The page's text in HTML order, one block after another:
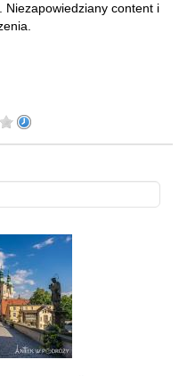
Niezapowiedziany content i